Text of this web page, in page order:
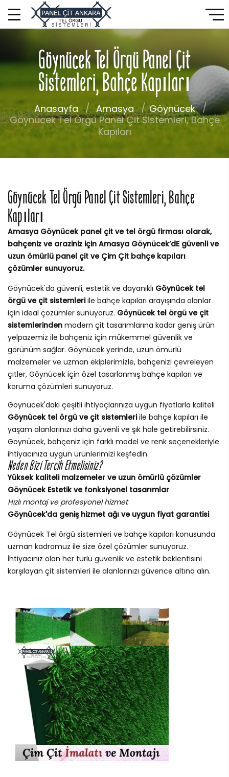
Göynücek Tel Örgü Panel Çit
Sistemleri, Bahçe Kapıları
Anasayfa Amasya
Göynücek
Göynücek Tel Örgü Panel Çit Sistemleri, Bahçe
Kapıları
Göynücek Tel Örgü Panel Çit Sistemleri, Bahçe
Kapıları
Amasya Göynücek panel çit ve tel örgü firması olarak,
bahçeniz ve araziniz için Amasya Göynücek’dE güvenli ve
uzun ömürlü panel çit ve Çim Çit bahçe kapıları
çözümler sunuyoruz.
Göynücek'da güvenli, estetik ve dayanıklı Göynücek tel
örgü ve çit sistemleriile bahçe kapıları arayışında olanlar
için ideal çözümler sunuyoruz. Göynücek tel örgü ve çit
sistemlerinden modern çit tasarımlarına kadar geniş ürün
yelpazemiz ile bahçeniz için mükemmel güvenlik ve
görünüm sağlar. Göynücek yerinde, uzun ömürlü
malzemeler ve uzman ekiplerimizle, bahçenizi çevreleyen
çitler, Göynücek için özel tasarlanmış bahçe kapıları ve
koruma çözümleri sunuyoruz.
Göynücek'daki çeşitli ihtiyaçlarınıza uygun fiyatlarla kaliteli
Göynücek tel örgü ve çit sistemleriile bahçe kapıları ile
yaşam alanlarınızı daha güvenli ve şık hale getirebilirsiniz.
Göynücek, bahçeniz için farklı model ve renk seçenekleriyle
ihtiyacınıza uygun ürünlerimizi keşfedin.
Neden Bizi Tercih Etmelisiniz?
Yüksek kaliteli malzemeler ve uzun ömürlü çözümler
Göynücek Estetik ve fonksiyonel tasarımlar
Hızlı montaj ve profesyonel hizmet
Göynücek'da geniş hizmet ağı ve uygun fiyat garantisi
Göynücek Tel örgü sistemleri ve bahçe kapıları konusunda
uzman kadromuz ile size özel çözümler sunuyoruz.
İhtiyacınız olan her türlü güvenlik ve estetik beklentisini
karşılayan çit sistemleri ile alanlarınızı güvence altına alın.